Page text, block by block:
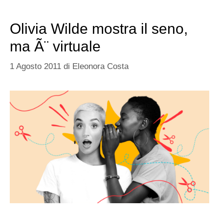
Olivia Wilde mostra il seno,
ma Ã¨ virtuale
1 Agosto 2011 di Eleonora Costa